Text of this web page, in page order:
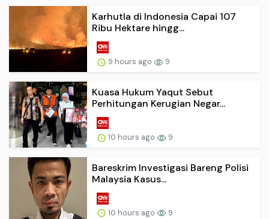
Karhutla di Indonesia Capai 107
Ribu Hektare hingg...
9 hours ago 9
Kuasa Hukum Yaqut Sebut
Perhitungan Kerugian Negar...
10 hours ago 9
Bareskrim Investigasi Bareng Polisi
Malaysia Kasus...
10 hours ago 9